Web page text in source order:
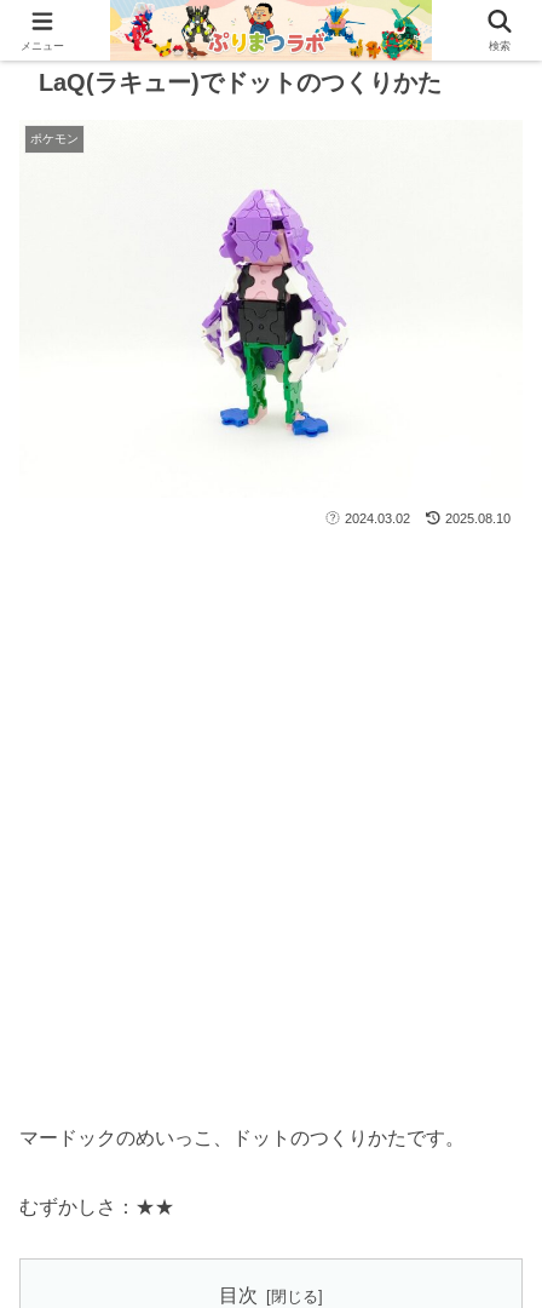
LaQ(ラキュー)でドットのつくりかた
ポケモン
2024.03.02 2025.08.10
マードックのめいっこ、ドットのつくりかたです。
むずかしさ：★★
目次
メニュー 検索